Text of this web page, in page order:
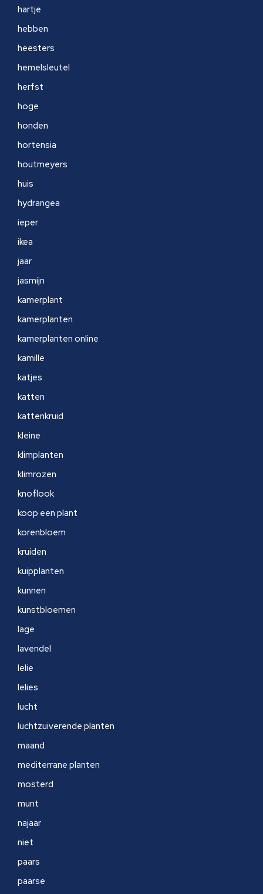
hartje
hebben
heesters
hemelsleutel
herfst
hoge
honden
hortensia
houtmeyers
huis
hydrangea
ieper
ikea
jaar
jasmijn
kamerplant
kamerplanten
kamerplanten online
kamille
katjes
katten
kattenkruid
kleine
klimplanten
klimrozen
knoflook
koop een plant
korenbloem
kruiden
kuipplanten
kunnen
kunstbloemen
lage
lavendel
lelie
lelies
lucht
luchtzuiverende planten
maand
mediterrane planten
mosterd
munt
najaar
niet
paars
paarse